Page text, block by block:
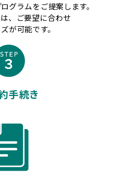
グラムをご提案します。
、ご要望に合わせ
が可能です。
手続き